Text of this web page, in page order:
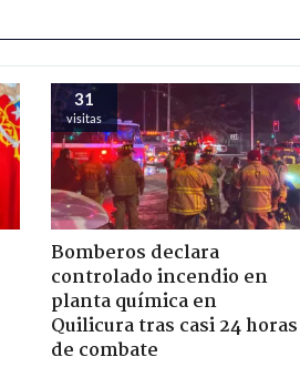
31
visitas
Bomberos declara
controlado incendio en
planta química en
Quilicura tras casi 24 horas
de combate